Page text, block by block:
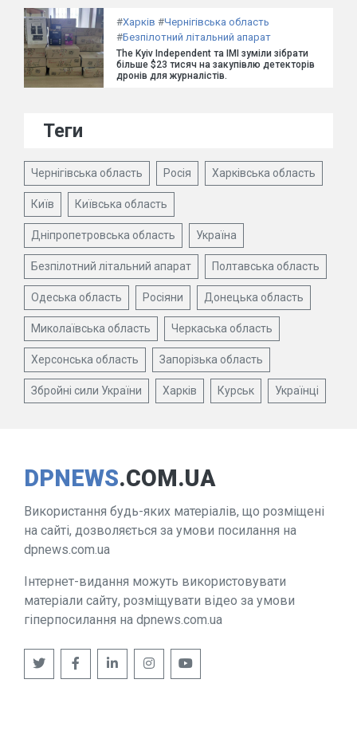
#Харків #Чернігівська область
#Безпілотний літальний апарат
The Kyiv Independent та ІМІ зуміли зібрати
більше $23 тисяч на закупівлю детекторів
дронів для журналістів.
Теги
Чернігівська область Росія Харківська область
Київ Київська область
Дніпропетровська область Україна
Безпілотний літальний апарат Полтавська область
Одеська область Росіяни Донецька область
Миколаївська область Черкаська область
Херсонська область Запорізька область
Збройні сили України Харків Курськ Українці
DPNEWS.COM.UA
Використання будь-яких матеріалів, що розміщені
на сайті, дозволяється за умови посилання на
dpnews.com.ua
Інтернет-видання можуть використовувати
матеріали сайту, розміщувати відео за умови
гіперпосилання на dpnews.com.ua